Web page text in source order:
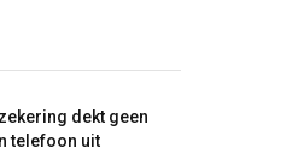
dekt geen
telefoon uit